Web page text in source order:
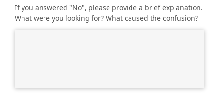
If you answered "No", please provide a brief explanation.
What were you looking for? What caused the confusion?